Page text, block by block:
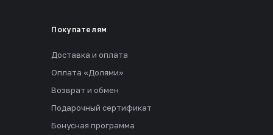
Покупателям
Доставка и оплата
Оплата «Долями»
Возврат и обмен
Подарочный сертификат
Бонусная программа